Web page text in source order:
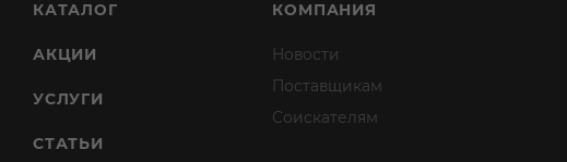
КАТАЛОГ
АКЦИИ
УСЛУГИ
СТАТЬИ
КОМПАНИЯ
Новости
Поставщикам
Соискателям